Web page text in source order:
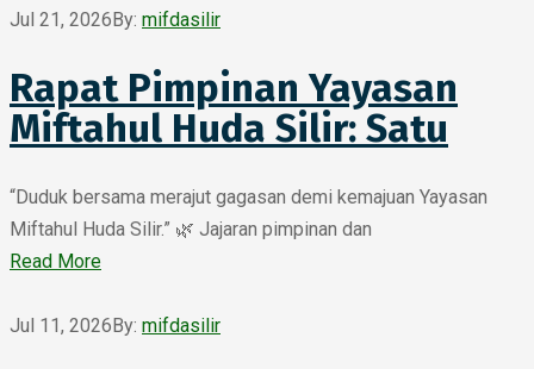
Jul 21, 2026By: mifdasilir
Rapat Pimpinan Yayasan
Miftahul Huda Silir: Satu
“Duduk bersama merajut gagasan demi kemajuan Yayasan
Miftahul Huda Silir.” 🌿 Jajaran pimpinan dan
Read More
Jul 11, 2026 By: mifdasilir